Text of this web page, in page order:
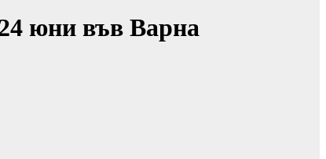
юни във Варна